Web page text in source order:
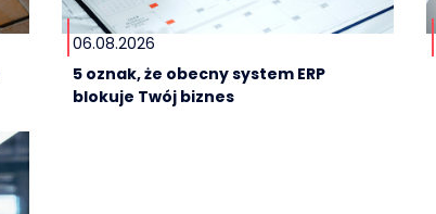
06.08.2026
5 oznak, że obecny system ERP
blokuje Twój biznes